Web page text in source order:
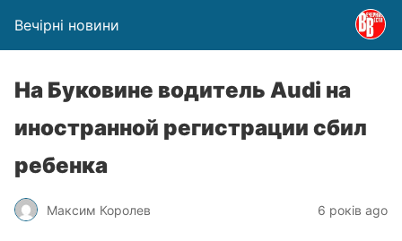
Вечірні новини
На Буковине водитель Audi на
иностранной регистрации сбил
ребенка
Максим Королев 6 років ago